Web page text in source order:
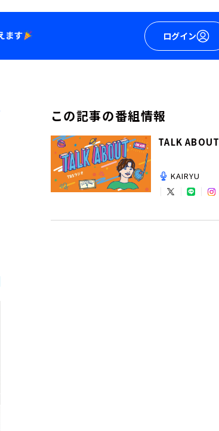
ログイン
この記事の番組情報
TALK ABOUT
KAIRYU